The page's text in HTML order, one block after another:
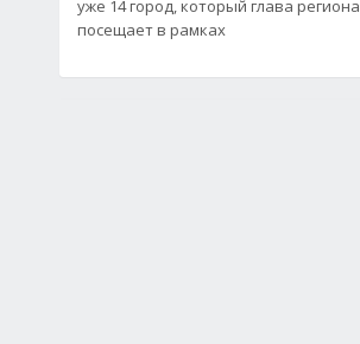
уже 14 город, который глава региона
посещает в рамках